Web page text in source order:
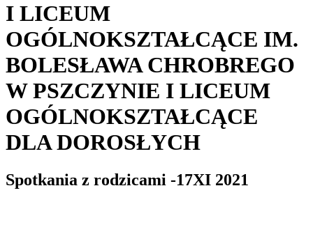
I LICEUM
OGÓLNOKSZTAŁCĄCE IM.
BOLESŁAWA CHROBREGO
W PSZCZYNIE I LICEUM
OGÓLNOKSZTAŁCĄCE
DLA DOROSŁYCH
Spotkania z rodzicami -17XI 2021